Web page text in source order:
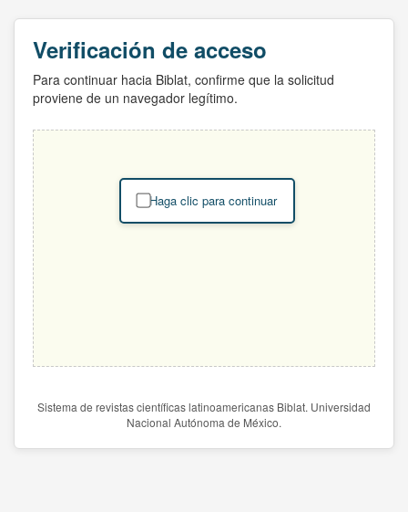
Verificación de acceso
Para continuar hacia Biblat, confirme que la solicitud
proviene de un navegador legítimo.
Haga clic para continuar
Sistema de revistas científicas latinoamericanas Biblat. Universidad
Nacional Autónoma de México.